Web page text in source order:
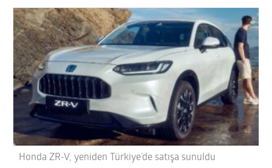
Honda ZR-V, yeniden Türkiye’de satışa sunuldu